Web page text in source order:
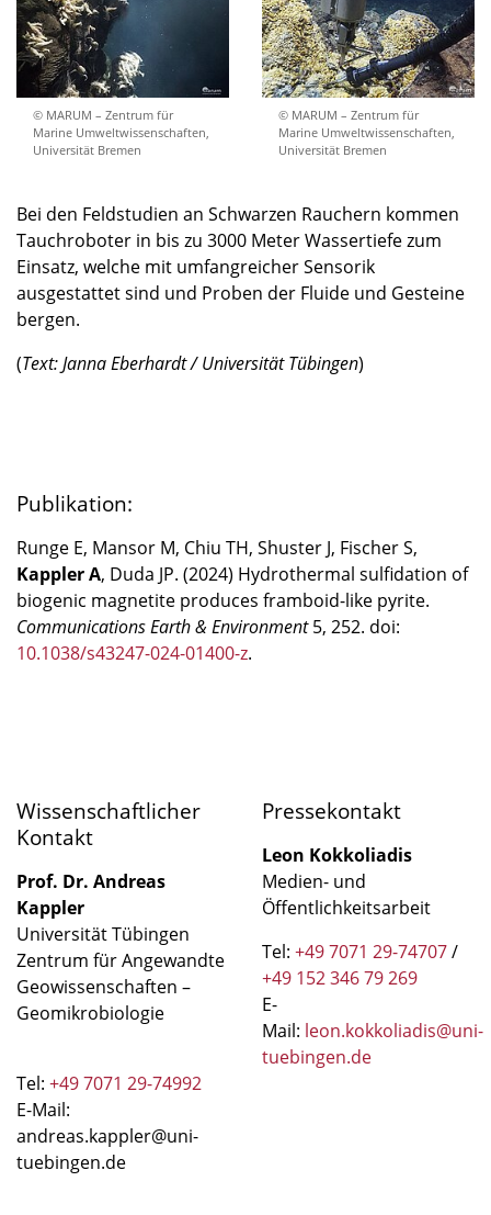
© MARUM – Zentrum für
Marine Umweltwissenschaften,
Universität Bremen
© MARUM – Zentrum für
Marine Umweltwissenschaften,
Universität Bremen
Bei den Feldstudien an Schwarzen Rauchern kommen
Tauchroboter in bis zu 3000 Meter Wassertiefe zum
Einsatz, welche mit umfangreicher Sensorik
ausgestattet sind und Proben der Fluide und Gesteine
bergen.
(Text: Janna Eberhardt / Universität Tübingen)
Publikation:
Runge E, Mansor M, Chiu TH, Shuster J, Fischer S,
Kappler A, Duda JP. (2024) Hydrothermal sulfidation of
biogenic magnetite produces framboid-like pyrite.
Communications Earth & Environment5, 252. doi:
10.1038/s43247-024-01400-z.
Wissenschaftlicher
Kontakt
Prof. Dr. Andreas
Kappler
Universität Tübingen
Zentrum für Angewandte
Geowissenschaften –
Geomikrobiologie
Tel: +49 7071 29-74992
E-Mail:
andreas.kappler@uni-
tuebingen.de
Pressekontakt
Leon Kokkoliadis
Medien- und
Öffentlichkeitsarbeit
Tel: +49 7071 29-74707/
+49 152 346 79 269
E-
Mail: leon.kokkoliadis@uni-
tuebingen.de